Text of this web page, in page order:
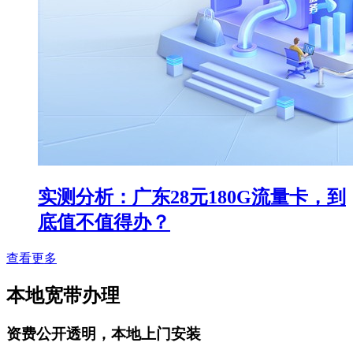
实测分析：广东28元180G流量卡，到
底值不值得办？
查看更多
本地宽带办理
资费公开透明，本地上门安装